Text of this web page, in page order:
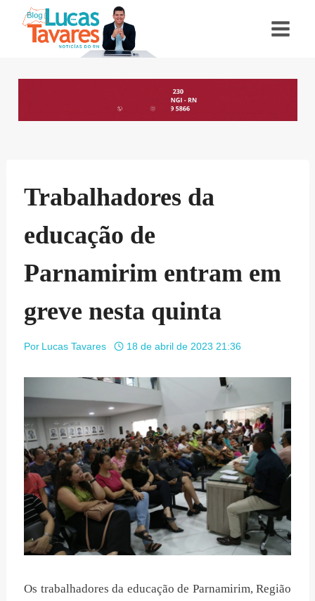
Trabalhadores da
educação de
Parnamirim entram em
greve nesta quinta
Por Lucas Tavares 18 de abril de 2023 21:36
Os trabalhadores da educação de Parnamirim, Região